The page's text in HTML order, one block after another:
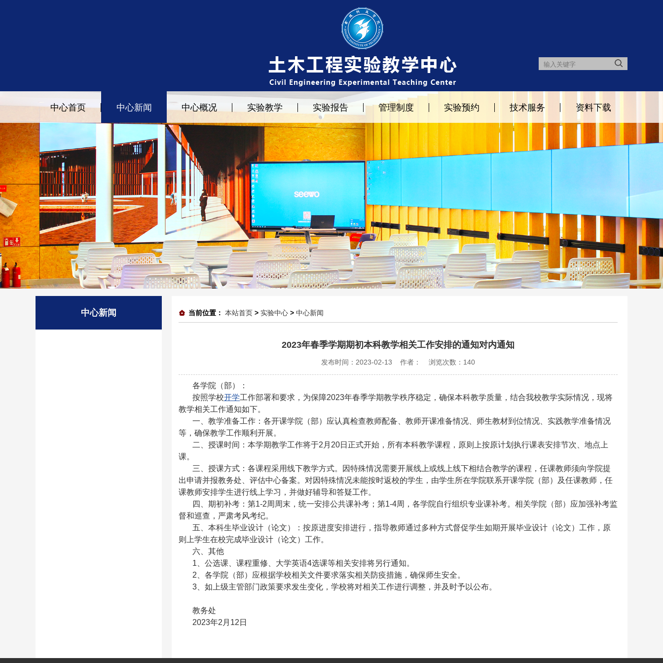
中心首页 中心新闻 中心概况 实验教学 实验报告 管理制度 实验预约 技术服务 资料下载
中心新闻 当前位置： 本站首页 > 实验中心 > 中心新闻
2023年春季学期期初本科教学相关工作安排的通知对内通知
发布时间：2023-02-13 作者： 浏览次数： 140
各学院（部）：
按照学校开学工作部署和要求，为保障2023年春季学期教学秩序稳定，确保本科教学质量，结合我校教学实际情况，现将
教学相关工作通知如下。
一、教学准备工作：各开课学院（部）应认真检查教师配备、教师开课准备情况、师生教材到位情况、实践教学准备情况
等，确保教学工作顺利开展。
二、授课时间：本学期教学工作将于2月20日正式开始，所有本科教学课程，原则上按原计划执行课表安排节次、地点上
课。
三、授课方式：各课程采用线下教学方式。因特殊情况需要开展线上或线上线下相结合教学的课程，任课教师须向学院提
出申请并报教务处、评估中心备案。对因特殊情况未能按时返校的学生，由学生所在学院联系开课学院（部）及任课教师，任
课教师安排学生进行线上学习，并做好辅导和答疑工作。
四、期初补考：第1-2周周末，统一安排公共课补考；第1-4周，各学院自行组织专业课补考。相关学院（部）应加强补考监
督和巡查，严肃考风考纪。
五、本科生毕业设计（论文）：按原进度安排进行，指导教师通过多种方式督促学生如期开展毕业设计（论文）工作，原
则上学生在校完成毕业设计（论文）工作。
六、其他
1、公选课、课程重修、大学英语4选课等相关安排将另行通知。
2、各学院（部）应根据学校相关文件要求落实相关防疫措施，确保师生安全。
3、如上级主管部门政策要求发生变化，学校将对相关工作进行调整，并及时予以公布。
教务处
2023年2月12日